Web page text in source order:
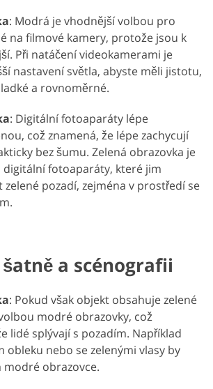
: Modrá je vhodnější volbou pro
na filmové kamery, protože jsou k
Při natáčení videokamerami je
nastavení světla, abyste měli jistotu,
a rovnoměrné.
: Digitální fotoaparáty lépe
což znamená, že lépe zachycují
bez šumu. Zelená obrazovka je
fotoaparáty, které jim
pozadí, zejména v prostředí se
a scénografii
: Pokud však objekt obsahuje zelené
modré obrazovky, což
lidé splývají s pozadím. Například
obleku nebo se zelenými vlasy by
modré obrazovce.